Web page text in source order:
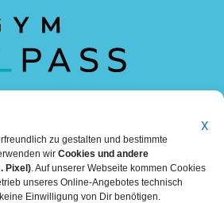
X
zu gestalten und bestimmte
wir Cookies und andere
Pixel). Auf unserer Webseite kommen Cookies
unseres Online-Angebotes technisch
Einwilligung von Dir benötigen.